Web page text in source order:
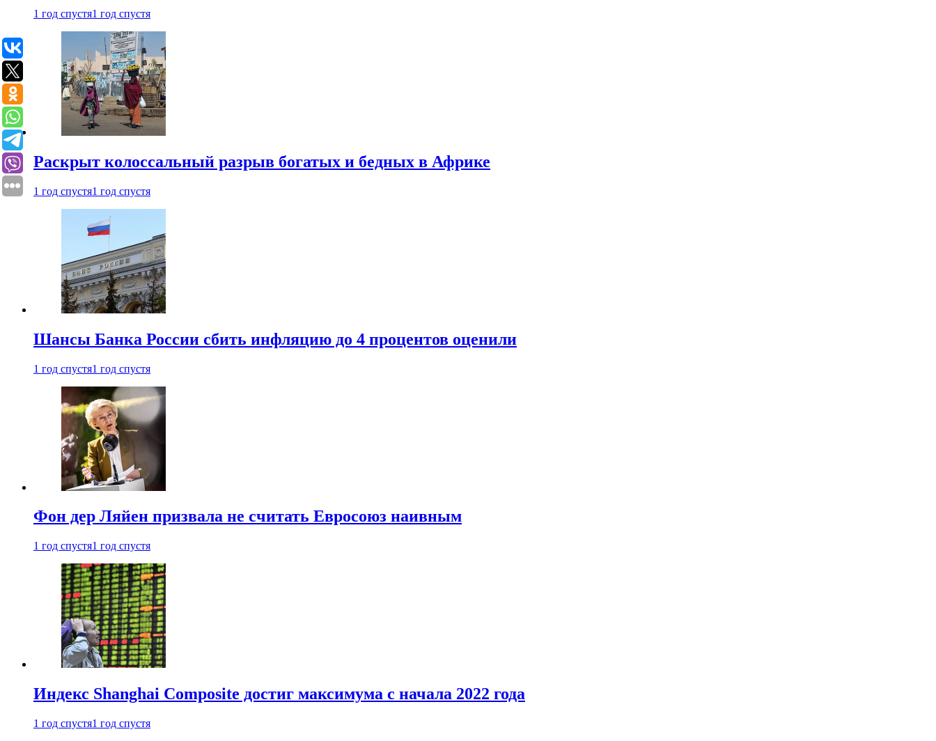
1 год спустя1 год спустя
Раскрыт колоссальный разрыв богатых и бедных в Африке
1 год спустя1 год спустя
Шансы Банка России сбить инфляцию до 4 процентов оценили
1 год спустя1 год спустя
Фон дер Ляйен призвала не считать Евросоюз наивным
1 год спустя1 год спустя
Индекс Shanghai Composite достиг максимума с начала 2022 года
1 год спустя1 год спустя